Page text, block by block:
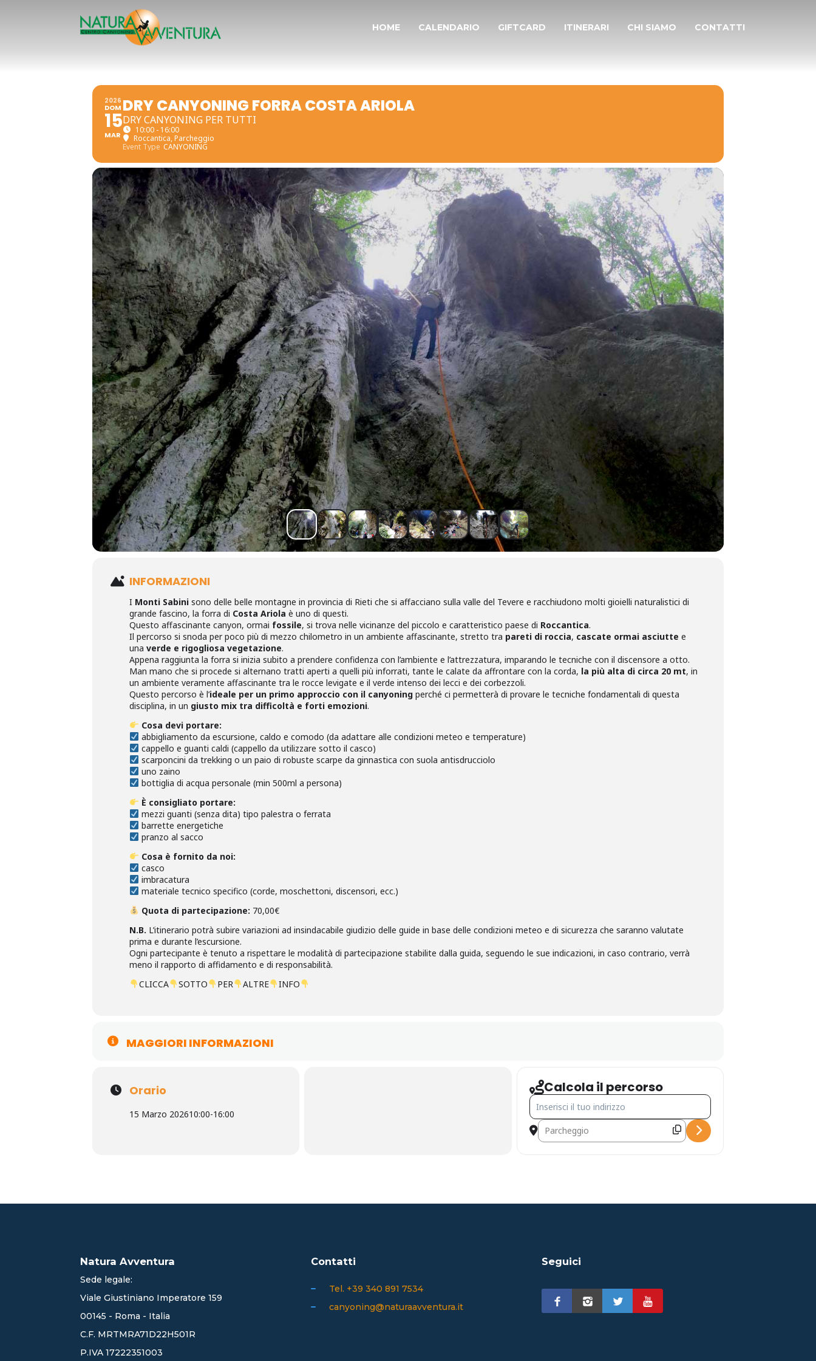
HOME CALENDARIO GIFTCARD ITINERARI CHI SIAMO CONTATTI
2026
DOM
15
MAR
DRY CANYONING FORRA COSTA ARIOLA
DRY CANYONING PER TUTTI
10:00 - 16:00
Roccantica, Parcheggio
Event Type CANYONING
INFORMAZIONI
I Monti Sabini sono delle belle montagne in provincia di Rieti che si affacciano sulla valle del Tevere e racchiudono molti gioielli naturalistici di
grande fascino, la forra di Costa Ariola è uno di questi.
Questo affascinante canyon, ormai fossile, si trova nelle vicinanze del piccolo e caratteristico paese di Roccantica.
Il percorso si snoda per poco più di mezzo chilometro in un ambiente affascinante, stretto tra pareti di roccia, cascate ormai asciutte e
una verde e rigogliosa vegetazione.
Appena raggiunta la forra si inizia subito a prendere confidenza con l’ambiente e l’attrezzatura, imparando le tecniche con il discensore a otto.
Man mano che si procede si alternano tratti aperti a quelli più inforrati, tante le calate da affrontare con la corda, la più alta di circa 20 mt, in
un ambiente veramente affascinante tra le rocce levigate e il verde intenso dei lecci e dei corbezzoli.
Questo percorso è l’ideale per un primo approccio con il canyoning perché ci permetterà di provare le tecniche fondamentali di questa
disciplina, in un giusto mix tra difficoltà e forti emozioni.
Cosa devi portare:
abbigliamento da escursione, caldo e comodo (da adattare alle condizioni meteo e temperature)
cappello e guanti caldi (cappello da utilizzare sotto il casco)
scarponcini da trekking o un paio di robuste scarpe da ginnastica con suola antisdrucciolo
uno zaino
bottiglia di acqua personale (min 500ml a persona)
È consigliato portare:
mezzi guanti (senza dita) tipo palestra o ferrata
barrette energetiche
pranzo al sacco
Cosa è fornito da noi:
casco
imbracatura
materiale tecnico specifico (corde, moschettoni, discensori, ecc.)
Quota di partecipazione: 70,00€
N.B. L’itinerario potrà subire variazioni ad insindacabile giudizio delle guide in base delle condizioni meteo e di sicurezza che saranno valutate
prima e durante l’escursione.
Ogni partecipante è tenuto a rispettare le modalità di partecipazione stabilite dalla guida, seguendo le sue indicazioni, in caso contrario, verrà
meno il rapporto di affidamento e di responsabilità.
CLICCA
SOTTO PER ALTRE INFO
MAGGIORI INFORMAZIONI
Orario
15 Marzo 202610:00-16:00
Calcola il percorso
indirizzo - Dry Canyoning Forra Costa Ariola [LAZg2Ttog]
Indirizzo di destinazione - Dry Canyoning Forra Costa Ariola
Natura Avventura
Sede legale:
Viale Giustiniano Imperatore 159
00145 - Roma - Italia
C.F. MRTMRA71D22H501R
P.IVA 17222351003
Contatti
Tel. +39 340 891 7534
canyoning@naturaavventura.it
Seguici